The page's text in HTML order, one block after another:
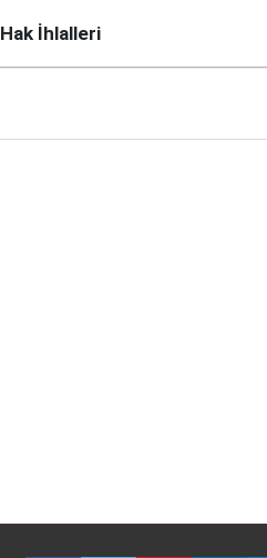
Hak İhlalleri